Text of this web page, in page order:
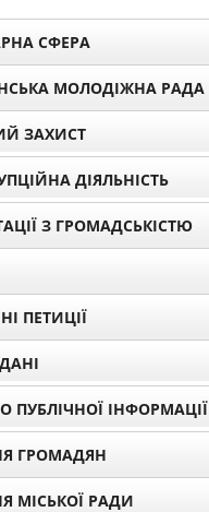
СФЕРА
МОЛОДІЖНА РАДА
ЗАХИСТ
ДІЯЛЬНІСТЬ
З ГРОМАДСЬКІСТЮ
ПЕТИЦІЇ
ПУБЛІЧНОЇ ІНФОРМАЦІЇ
ГРОМАДЯН
МІСЬКОЇ РАДИ